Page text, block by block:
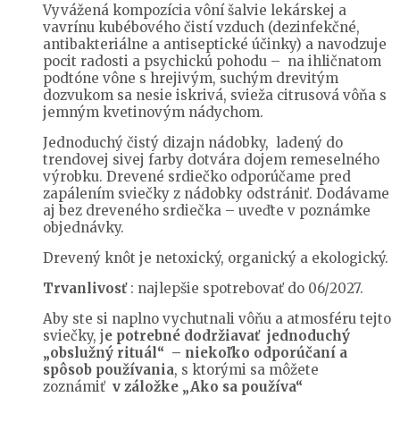
Vyvážená kompozícia vôní šalvie lekárskej a
vavrínu kubébového čistí vzduch (dezinfekčné,
antibakteriálne a antiseptické účinky) a navodzuje
pocit radosti a psychickú pohodu – na ihličnatom
podtóne vône s hrejivým, suchým drevitým
dozvukom sa nesie iskrivá, svieža citrusová vôňa s
jemným kvetinovým nádychom.
Jednoduchý čistý dizajn nádobky, ladený do
trendovej sivej farby dotvára dojem remeselného
výrobku. Drevené srdiečko odporúčame pred
zapálením sviečky z nádobky odstrániť. Dodávame
aj bez dreveného srdiečka – uveďte v poznámke
objednávky.
Drevený knôt je netoxický, organický a ekologický.
Trvanlivosť: najlepšie spotrebovať do 06/2027.
Aby ste si naplno vychutnali vôňu a atmosféru tejto
sviečky, je potrebné dodržiavať jednoduchý
„obslužný rituál“ – niekoľko odporúčaní a
spôsob používania, s ktorými sa môžete
zoznámiť v záložke „Ako sa používa“